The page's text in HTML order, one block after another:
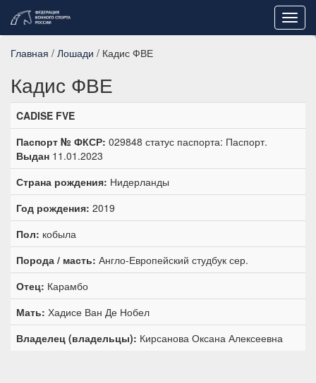
Главная / Лошади / Кадис ФВЕ
Кадис ФВЕ
CADISE FVE
Паспорт № ФКСР: 029848 статус паспорта: Паспорт.
Выдан 11.01.2023
Страна рождения: Нидерланды
Год рождения: 2019
Пол: кобыла
Порода / масть: Англо-Европейский студбук сер.
Отец: Карамбо
Мать: Хадисе Ван Де Нобел
Владелец (владельцы): Кирсанова Оксана Алексеевна